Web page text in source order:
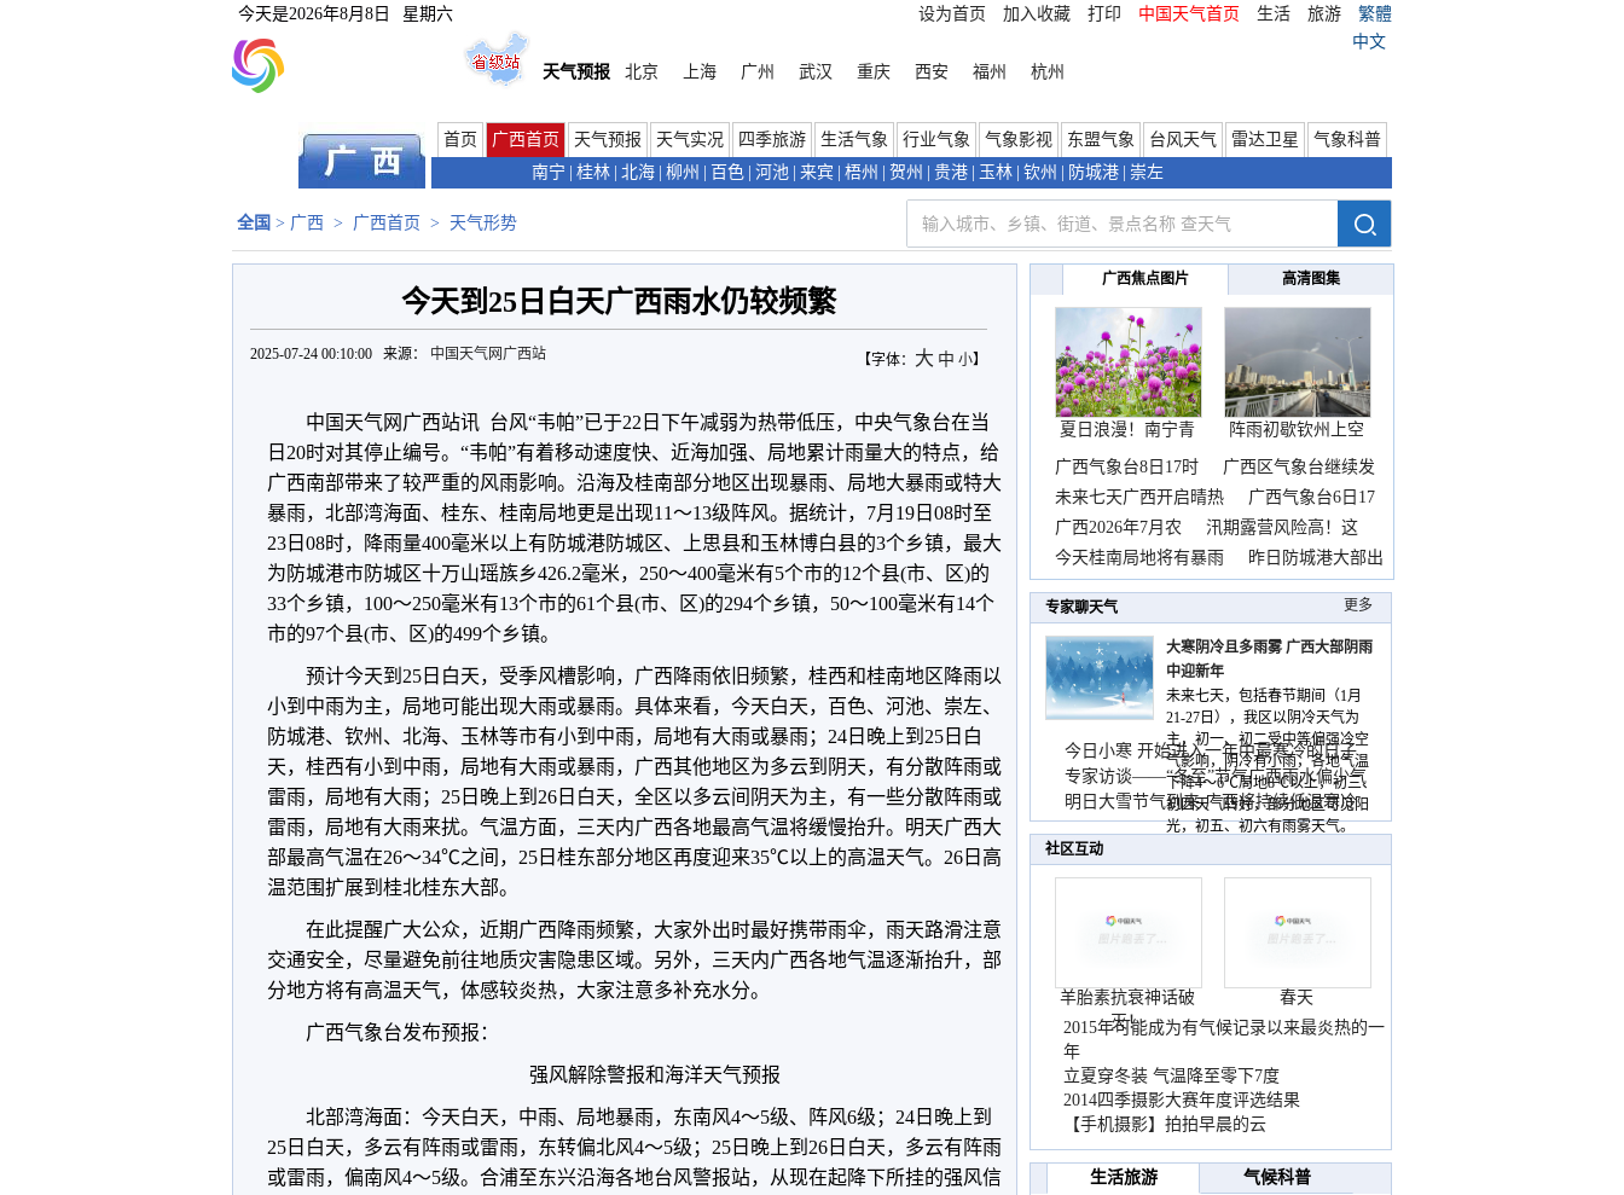
今天是2026年8月8日 星期六 设为首页 加入收藏 打印 中国天气首页 生活 旅游
繁體
中文
天气预报
北京 上海 广州 武汉 重庆 西安 福州 杭州
首页 广西首页 天气预报 天气实况 四季旅游 生活气象 行业气象 气象影视 东盟气象 台风天气 雷达卫星
气象科普
南宁
桂林 北海 柳州 百色 河池 来宾 梧州 贺州 贵港 玉林 钦州 防城港 崇左
全国 > 广西 > 广西首页 > 天气形势
今天到25日白天广西雨水仍较频繁
【字体： 大 中 小】
2025-07-24 00:10:00 来源： 中国天气网广西站
中国天气网广西站讯 台风“韦帕”已于22日下午减弱为热带低压，中央气象台在当
日20时对其停止编号。“韦帕”有着移动速度快、近海加强、局地累计雨量大的特点，给
广西南部带来了较严重的风雨影响。沿海及桂南部分地区出现暴雨、局地大暴雨或特大
暴雨，北部湾海面、桂东、桂南局地更是出现11～13级阵风。据统计，7月19日08时至
23日08时，降雨量400毫米以上有防城港防城区、上思县和玉林博白县的3个乡镇，最大
为防城港市防城区十万山瑶族乡426.2毫米，250～400毫米有5个市的12个县(市、区)的
33个乡镇，100～250毫米有13个市的61个县(市、区)的294个乡镇，50～100毫米有14个
市的97个县(市、区)的499个乡镇。
预计今天到25日白天，受季风槽影响，广西降雨依旧频繁，桂西和桂南地区降雨以
小到中雨为主，局地可能出现大雨或暴雨。具体来看，今天白天，百色、河池、崇左、
防城港、钦州、北海、玉林等市有小到中雨，局地有大雨或暴雨；24日晚上到25日白
天，桂西有小到中雨，局地有大雨或暴雨，广西其他地区为多云到阴天，有分散阵雨或
雷雨，局地有大雨；25日晚上到26日白天，全区以多云间阴天为主，有一些分散阵雨或
雷雨，局地有大雨来扰。气温方面，三天内广西各地最高气温将缓慢抬升。明天广西大
部最高气温在26～34℃之间，25日桂东部分地区再度迎来35℃以上的高温天气。26日高
温范围扩展到桂北桂东大部。
在此提醒广大公众，近期广西降雨频繁，大家外出时最好携带雨伞，雨天路滑注意
交通安全，尽量避免前往地质灾害隐患区域。另外，三天内广西各地气温逐渐抬升，部
分地方将有高温天气，体感较炎热，大家注意多补充水分。
广西气象台发布预报：
强风解除警报和海洋天气预报
北部湾海面：今天白天，中雨、局地暴雨，东南风4～5级、阵风6级；24日晚上到
25日白天，多云有阵雨或雷雨，东转偏北风4～5级；25日晚上到26日白天，多云有阵雨
或雷雨，偏南风4～5级。合浦至东兴沿海各地台风警报站，从现在起降下所挂的强风信
广西焦点图片 高清图集
夏日浪漫！南宁青
秀山
阵雨初歇钦州上空
邂逅
广西气象台8日17时
广西区气象台继续发
布
未来七天广西开启晴热
广西气象台6日17
时
广西2026年7月农
汛期露营风险高！这
份
今天桂南局地将有暴雨
昨日防城港大部出
现暴
专家聊天气 更多
大寒阴冷且多雨雾 广西大部阴雨
中迎新年
未来七天，包括春节期间（1月
21-27日），我区以阴冷天气为
主，初一、初二受中等偏强冷空
气影响，阴冷有小雨，各地气温
下降4～6℃局地8℃以上，初三、
初四天气转好，部分地区可见阳
光，初五、初六有雨雾天气。
今日小寒 开始进入一年中最寒冷的日子
专家访谈——“冬至”节气广西雨水偏少气
温低
明日大雪节气到来 广西将持续低温寒冷
天气
社区互动
羊胎素抗衰神话破
灭！
春天
2015年可能成为有气候记录以来最炎热的一
年
立夏穿冬装 气温降至零下7度
2014四季摄影大赛年度评选结果
【手机摄影】拍拍早晨的云
生活旅游 气候科普